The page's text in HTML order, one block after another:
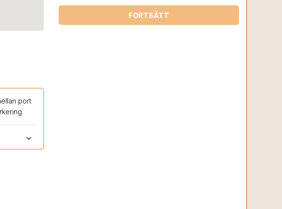
port
keyboard_arrow_down
FORTSÄTT